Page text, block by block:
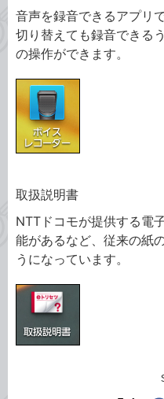
音声を録音できるアプリ
切り替えても録音できる
の操作ができます。
取扱説明書
NTTドコモが提供する電
能があるなど、従来の紙
うになっています。